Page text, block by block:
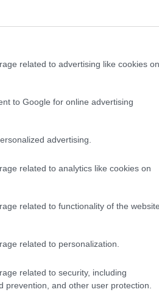
related to advertising like cookies on
to Google for online advertising
advertising.
related to analytics like cookies on
related to functionality of the website
related to personalization.
related to security, including
prevention, and other user protection.
nyúlj először),
amikor valami